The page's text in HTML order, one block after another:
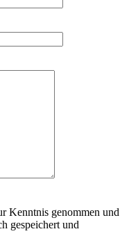
Kenntnis genommen und
gespeichert und